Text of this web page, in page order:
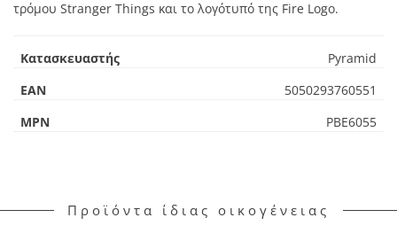
τρόμου Stranger Things και το λογότυπό της Fire Logo.
Κατασκευαστής
Pyramid
EAN
5050293760551
MPN
PBE6055
Προϊόντα ίδιας οικογένειας